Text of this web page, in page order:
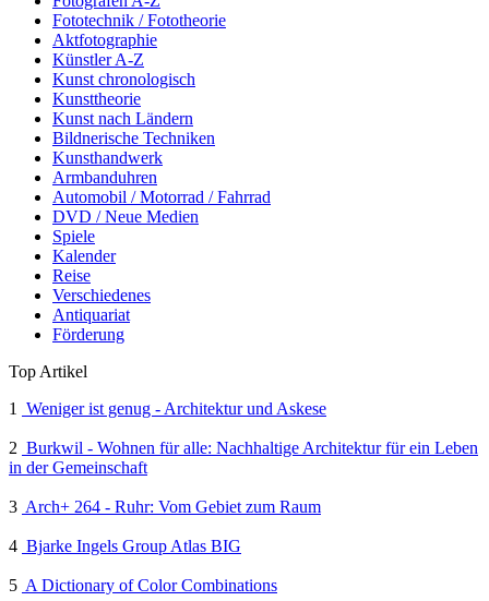
Fototechnik / Fototheorie
Aktfotographie
Künstler A-Z
Kunst chronologisch
Kunsttheorie
Kunst nach Ländern
Bildnerische Techniken
Kunsthandwerk
Armbanduhren
Automobil / Motorrad / Fahrrad
DVD / Neue Medien
Spiele
Kalender
Reise
Verschiedenes
Antiquariat
Förderung
Top Artikel
1
Weniger ist genug - Architektur und Askese
2 Burkwil - Wohnen für alle: Nachhaltige Architektur für ein Leben
in der Gemeinschaft
3 Arch+ 264 - Ruhr: Vom Gebiet zum Raum
4 Bjarke Ingels Group Atlas BIG
5 A Dictionary of Color Combinations